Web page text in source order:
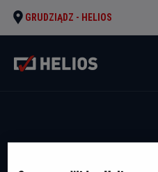
GRUDZIĄDZ - HELIOS